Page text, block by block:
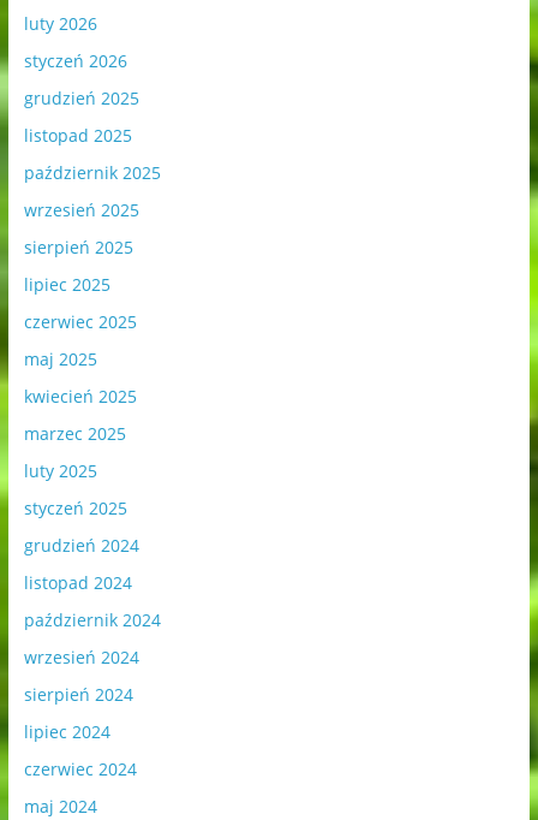
luty 2026
styczeń 2026
grudzień 2025
listopad 2025
październik 2025
wrzesień 2025
sierpień 2025
lipiec 2025
czerwiec 2025
maj 2025
kwiecień 2025
marzec 2025
luty 2025
styczeń 2025
grudzień 2024
listopad 2024
październik 2024
wrzesień 2024
sierpień 2024
lipiec 2024
czerwiec 2024
maj 2024